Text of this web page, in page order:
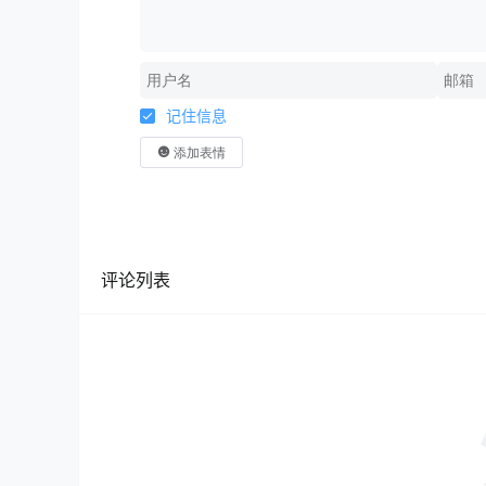
记住信息
添加表情
评论列表